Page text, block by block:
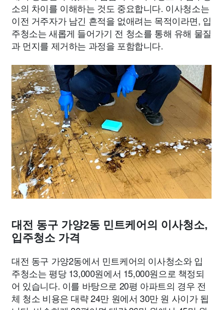
소의 차이를 이해하는 것도 중요합니다. 이사청소는
이전 거주자가 남긴 흔적을 없애려는 목적이라면, 입
주청소는 새롭게 들어가기 전 청소를 통해 유해 물질
과 먼지를 제거하는 과정을 포함합니다.
대전 동구 가양2동 민트케어의 이사청소,
입주청소 가격
대전 동구 가양2동에서 민트케어의 이사청소와 입
주청소는 평당 13,000원에서 15,000원으로 책정되
어 있습니다. 이를 바탕으로 20평 아파트의 경우 전
체 청소 비용은 대략 24만 원에서 30만 원 사이가 됩